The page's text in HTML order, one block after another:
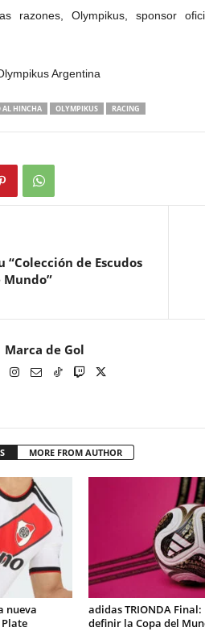
razones, Olympikus, sponsor
Argentina
AL HINCHA OLYMPIKUS RACING
“Colección de Escudos
Mundo”
Marca de Gol
MORE FROM AUTHOR
nueva
adidas TRIONDA
definir la Copa del